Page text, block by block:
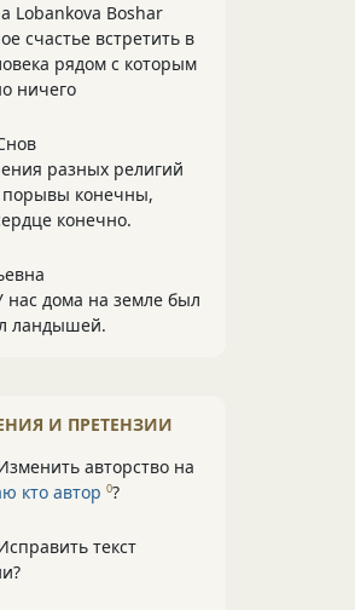
Lobankova Boshar
счастье встретить в
рядом с которым
ничего
разных религий
порывы конечны,
конечно.
нас дома на земле был
ландышей.
И ПРЕТЕНЗИИ
авторство на
кто автор 0?
текст